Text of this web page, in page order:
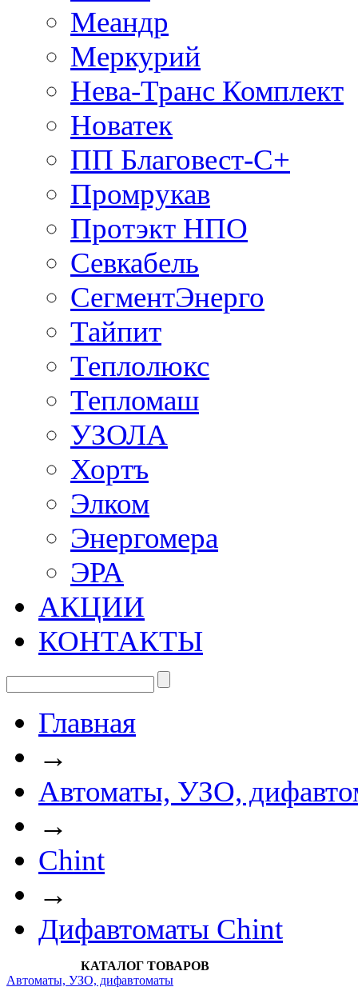
Меандр
Меркурий
Нева-Транс Комплект
Новатек
ПП Благовест-С+
Промрукав
Протэкт НПО
Севкабель
СегментЭнерго
Тайпит
Теплолюкс
Тепломаш
УЗОЛА
Хортъ
Элком
Энергомера
ЭРА
АКЦИИ
КОНТАКТЫ
Главная
→
Автоматы, УЗО,
→
Chint
→
Дифавтоматы Chint
КАТАЛОГ ТОВАРОВ
Автоматы, УЗО, дифавтоматы